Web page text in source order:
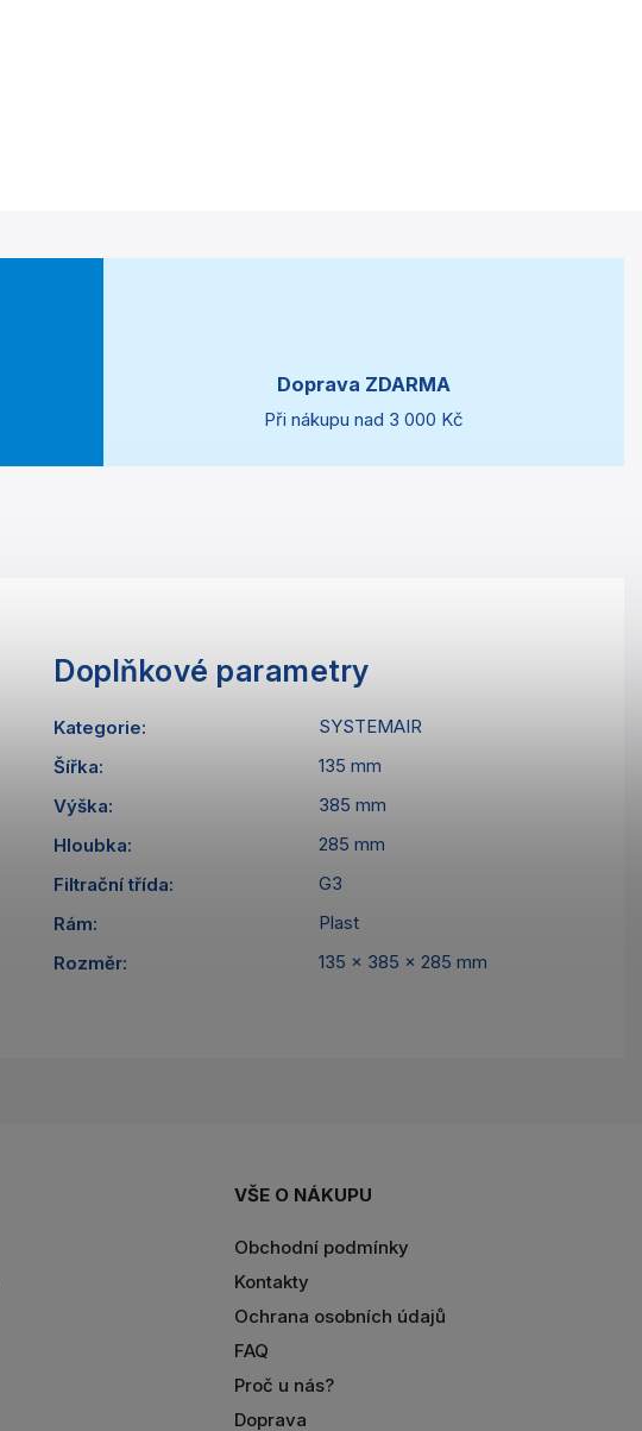
Doprava ZDARMA
Při nákupu nad 3 000 Kč
Doplňkové parametry
Kategorie:
SYSTEMAIR
Šířka:
135 mm
Výška:
385 mm
Hloubka:
285 mm
Filtrační třída:
G3
Rám:
Plast
Rozměr: 135 x 385 x 285 mm
VŠE O NÁKUPU
Obchodní podmínky
Kontakty
Ochrana osobních údajů
FAQ
Proč u nás?
Doprava